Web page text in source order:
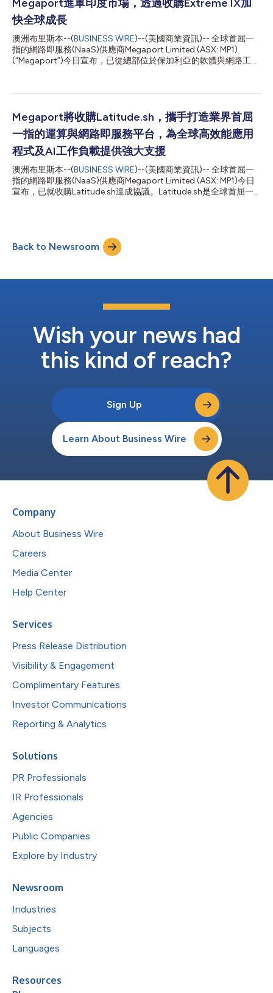
準的ISP解決方案通常會採取丟棄所有流量並使服務離線的方式來
保護網路，而外部的第三方供應商則強制採用「安全繞道」，將流
量重新路由經過公共基礎設施，導致顯著的延遲與複雜性。
Megaport DDoS防護透過將網路原生防護直接整合至Megaport網
路中，消除了這些挑戰，縮小了基本 ISP 工具與複雜企業級安全解
決方案之間的差距。透過將防護與私有網路路徑保持內嵌一致，流
Megaport進軍印度市場，透過收購Extreme IX加
快全球成長
澳洲布里斯本--(BUSINESS WIRE)--(美國商業資訊)-- 全球首屈一
指的網路即服務(NaaS)供應商Megaport Limited (ASX: MP1)
(“Megaport”)今日宣布，已從總部位於保加利亞的軟體與網路工程
全球平台擴張至全球成長最快的數位基礎設施市場之一，並支援公
購，Megaport將進駐印度主要城市的七大網際網路交換中心：德
里、加爾各答、海德拉巴、金奈、邦加羅爾、孟買和浦那，連接
40多個資料中心和400多家客戶。這一措施將Megaport原計劃的
市場進入時間提前了近三年，同時吸納了一支經驗豐富的本地團
隊，涵蓋營運、支援、銷售、財務和管理等領域，為快速整合和未
來成長提供保障。 印度境內的Extreme IX網路將被整合至
Megaport的全球平台，未來數月將分階段推出Megaport的各類服
務，包括雲端連網、資料中心互連、虛擬邊緣和運算服務。此...
Megaport將收購Latitude.sh，攜手打造業界首屈
一指的運算與網路即服務平台，為全球高效能應用
程式及AI工作負載提供強大支援
澳洲布里斯本--(BUSINESS WIRE)--(美國商業資訊)-- 全球首屈一
指的網路即服務(NaaS)供應商Megaport Limited (ASX: MP1)今日
宣布，已就收購Latitude.sh達成協議。Latitude.sh是全球首屈一
合，協助企業在26個國家的1000多個資料中心快速部署關鍵工作
負載並實現互連互通。 Megaport執行長Michael Reid表示：「全
球大型企業長期依賴Megaport實現資料中心與雲端的順暢工作負
能最佳化運算領域，與雲端服務商形成互補。透過攜手合作，我們
架構領域和超高速發展的推理市場。」 Latitude.sh執行長Gui
Soubihe補充說道：「這是一次絕佳的機會，能讓我們可按需部署
Back to Newsroom
Wish your news had
this kind of reach?
Sign Up
Learn About Business Wire
Company
About Business Wire
Careers
Media Center
Help Center
Services
Press Release Distribution
Visibility & Engagement
Complimentary Features
Investor Communications
Reporting & Analytics
Solutions
PR Professionals
IR Professionals
Agencies
Public Companies
Explore by Industry
Newsroom
Industries
Subjects
Languages
Resources